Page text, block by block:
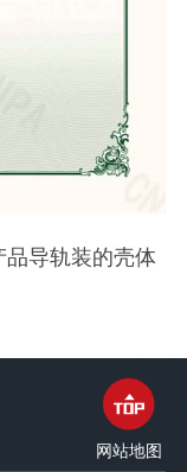
品导轨装的壳体
网站地图